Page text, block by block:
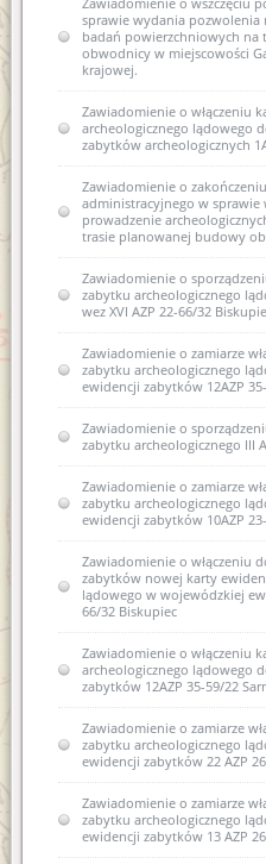
sprawie wydania pozwolenia
badań powierzchniowych
obwodnicy w miejscowości
krajowej.
Zawiadomienie o włączeniu
archeologicznego lądowego
zabytków archeologicznych
Zawiadomienie o
administracyjnego w
prowadzenie
trasie planowanej budowy
Zawiadomienie o
zabytku archeologicznego
wez XVI AZP 22-66/32
Zawiadomienie o zamiarze
zabytku archeologicznego
ewidencji zabytków 12AZP
Zawiadomienie o
zabytku archeologicznego III
Zawiadomienie o zamiarze
zabytku archeologicznego
ewidencji zabytków 10AZP
Zawiadomienie o włączeniu
zabytków nowej karty
lądowego w wojewódzkiej
66/32 Biskupiec
Zawiadomienie o włączeniu
archeologicznego lądowego
zabytków 12AZP 35-59/22
Zawiadomienie o zamiarze
zabytku archeologicznego
ewidencji zabytków 22 AZP
Zawiadomienie o zamiarze
zabytku archeologicznego
ewidencji zabytków 13 AZP